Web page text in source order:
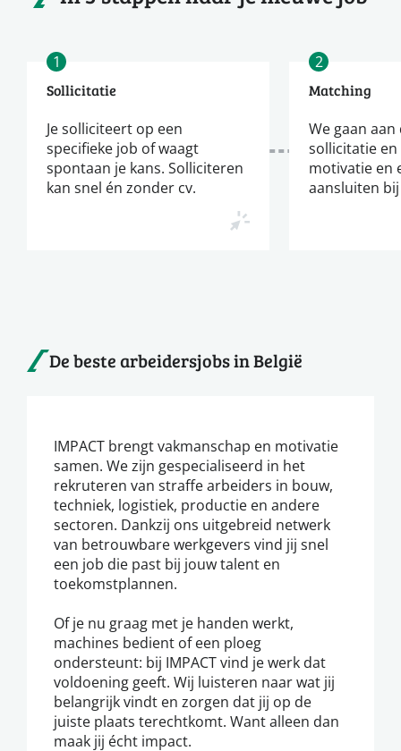
1
Sollicitatie
Je solliciteert op een
specifieke job of waagt
spontaan je kans. Solliciteren
kan snel én zonder cv.
2
Matching
We gaan
sollicitatie
motivatie en
aansluiten
De beste arbeidersjobs in België
IMPACT brengt vakmanschap en motivatie
samen. We zijn gespecialiseerd in het
rekruteren van straffe arbeiders in bouw,
techniek, logistiek, productie en andere
sectoren. Dankzij ons uitgebreid netwerk
van betrouwbare werkgevers vind jij snel
een job die past bij jouw talent en
toekomstplannen.
Of je nu graag met je handen werkt,
machines bedient of een ploeg
ondersteunt: bij IMPACT vind je werk dat
voldoening geeft. Wij luisteren naar wat jij
belangrijk vindt en zorgen dat jij op de
juiste plaats terechtkomt. Want alleen dan
maak jij écht impact.